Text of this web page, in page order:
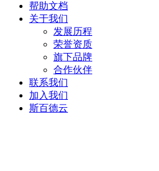
帮助文档
关于我们
发展历程
荣誉资质
旗下品牌
合作伙伴
联系我们
加入我们
斯百德云